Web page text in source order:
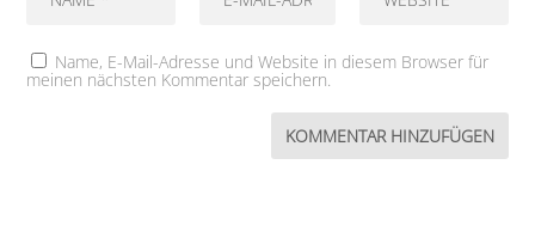
Name, E-Mail-Adresse und Website in diesem Browser für
meinen nächsten Kommentar speichern.